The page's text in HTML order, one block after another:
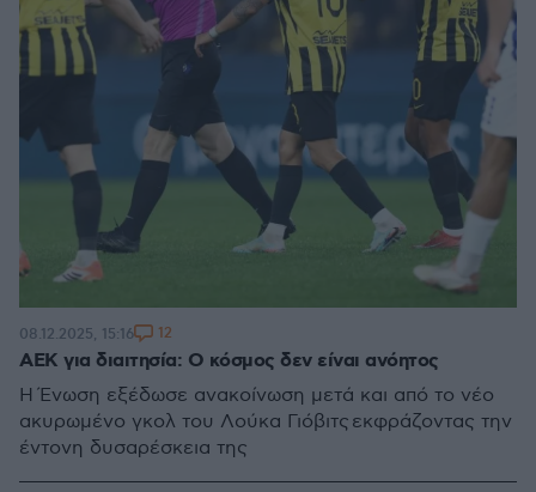
ΑΕΚ για διαιτησία: Ο κόσμος δεν είναι ανόητος
Η Ένωση εξέδωσε ανακοίνωση μετά και από το νέο
ακυρωμένο γκολ του Λούκα Γιόβιτς εκφράζοντας την
έντονη δυσαρέσκεια της
08.12.2025, 15:16 12